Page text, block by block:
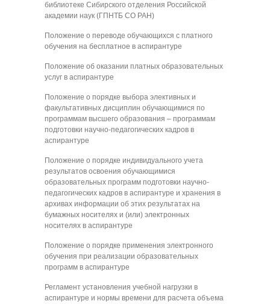
библиотеке Сибирского отделения Российской
академии наук (ГПНТБ СО РАН)
Положение о переводе обучающихся с платного
обучения на бесплатное в аспирантуре
Положение об оказании платных образовательных
услуг в аспирантуре
Положение о порядке выбора элективных и
факультативных дисциплин обучающимися по
программам высшего образования – программам
подготовки научно-педагогических кадров в
аспирантуре
Положение о порядке индивидуального учета
результатов освоения обучающимися
образовательных программ подготовки научно-
педагогических кадров в аспирантуре и хранения в
архивах информации об этих результатах на
бумажных носителях и (или) электронных
носителях в аспирантуре
Положение о порядке применения электронного
обучения при реализации образовательных
программ в аспирантуре
Регламент установления учебной нагрузки в
аспирантуре и нормы времени для расчета объема